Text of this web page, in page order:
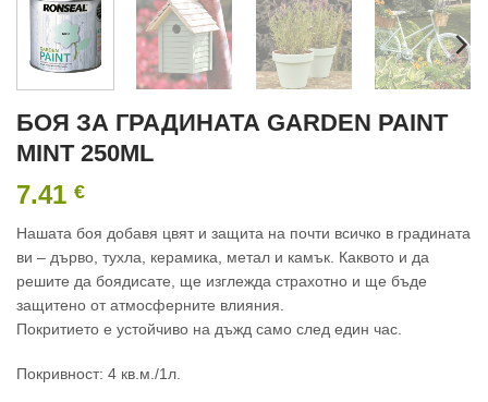
БОЯ ЗА ГРАДИНАТА GARDEN PAINT
MINT 250ML
7.41 €
Нашата боя добавя цвят и защита на почти всичко в градината
ви – дърво, тухла, керамика, метал и камък. Каквото и да
решите да боядисате, ще изглежда страхотно и ще бъде
защитено от атмосферните влияния.
Покритието е устойчиво на дъжд само след един час.
Покривност: 4 кв.м./1л.